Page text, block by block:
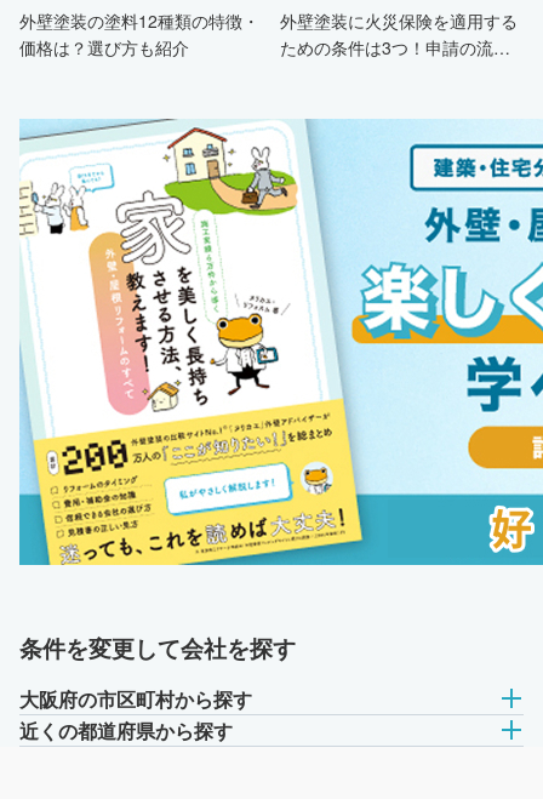
外壁塗装の塗料12種類の特徴・
価格は？選び方も紹介
外壁塗装に火災保険を適用する
ための条件は3つ！申請の流
条件を変更して会社を探す
大阪府の市区町村から探す
近くの都道府県から探す